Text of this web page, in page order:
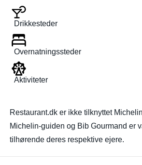
Drikkesteder
Overnatningssteder
Aktiviteter
Restaurant.dk er ikke tilknyttet
Michelin-guiden og Bib Gourmand er
tilhørende deres respektive ejere.